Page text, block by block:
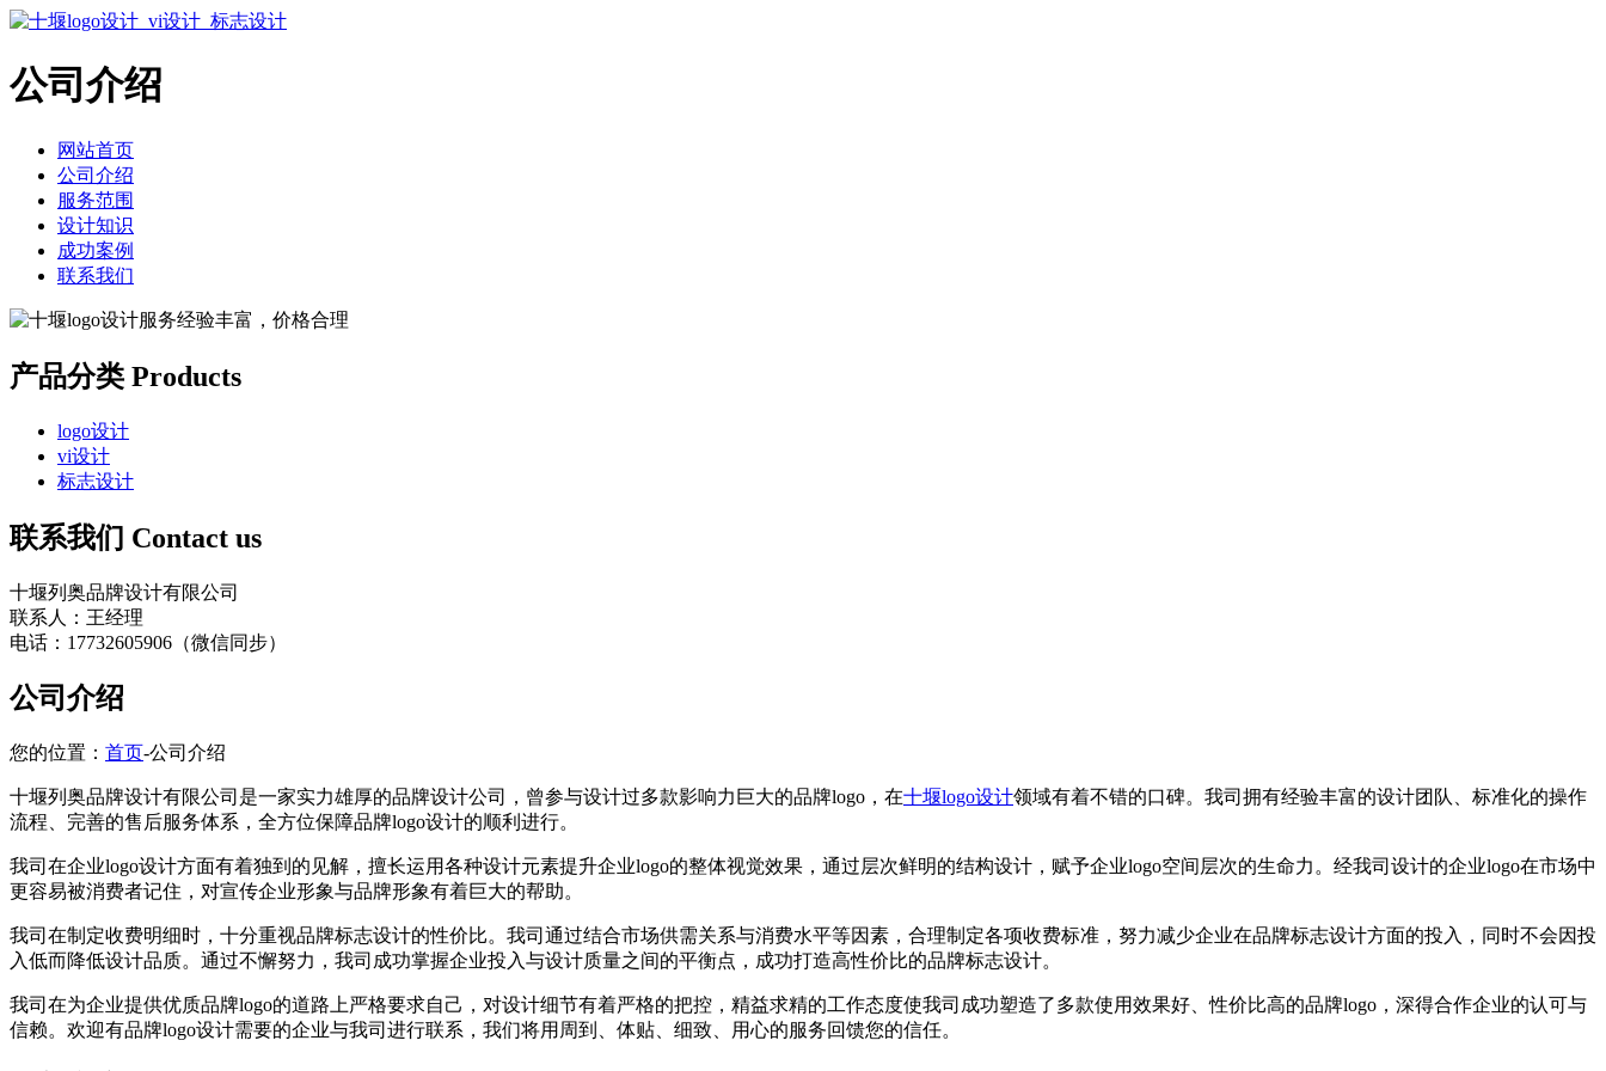
公司介绍
网站首页
公司介绍
服务范围
设计知识
成功案例
联系我们
产品分类 Products
logo设计
vi设计
标志设计
联系我们 Contact us
十堰列奥品牌设计有限公司
联系人：王经理
电话：17732605906（微信同步）
公司介绍
您的位置： 首页-公司介绍
十堰列奥品牌设计有限公司是一家实力雄厚的品牌设计公司，曾参与设计过多款影响力巨大的品牌logo，在十堰logo设计领域有着不错的口碑。我司拥有经验丰富的设计团队、标准化的操作
流程、完善的售后服务体系，全方位保障品牌logo设计的顺利进行。
我司在企业logo设计方面有着独到的见解，擅长运用各种设计元素提升企业logo的整体视觉效果，通过层次鲜明的结构设计，赋予企业logo空间层次的生命力。经我司设计的企业logo在市场中
更容易被消费者记住，对宣传企业形象与品牌形象有着巨大的帮助。
我司在制定收费明细时，十分重视品牌标志设计的性价比。我司通过结合市场供需关系与消费水平等因素，合理制定各项收费标准，努力减少企业在品牌标志设计方面的投入，同时不会因投
入低而降低设计品质。通过不懈努力，我司成功掌握企业投入与设计质量之间的平衡点，成功打造高性价比的品牌标志设计。
我司在为企业提供优质品牌logo的道路上严格要求自己，对设计细节有着严格的把控，精益求精的工作态度使我司成功塑造了多款使用效果好、性价比高的品牌logo，深得合作企业的认可与
信赖。欢迎有品牌logo设计需要的企业与我司进行联系，我们将用周到、体贴、细致、用心的服务回馈您的信任。